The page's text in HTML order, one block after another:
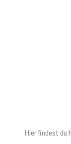
Hier findest du